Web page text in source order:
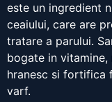
este un ingredient
ceaiului, care are
tratare a parului.
bogate in
hranesc si fortifica
varf.